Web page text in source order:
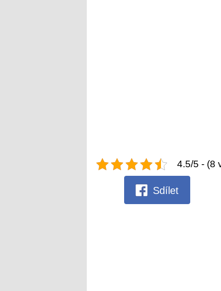
4.5/5 - (8
Sdílet